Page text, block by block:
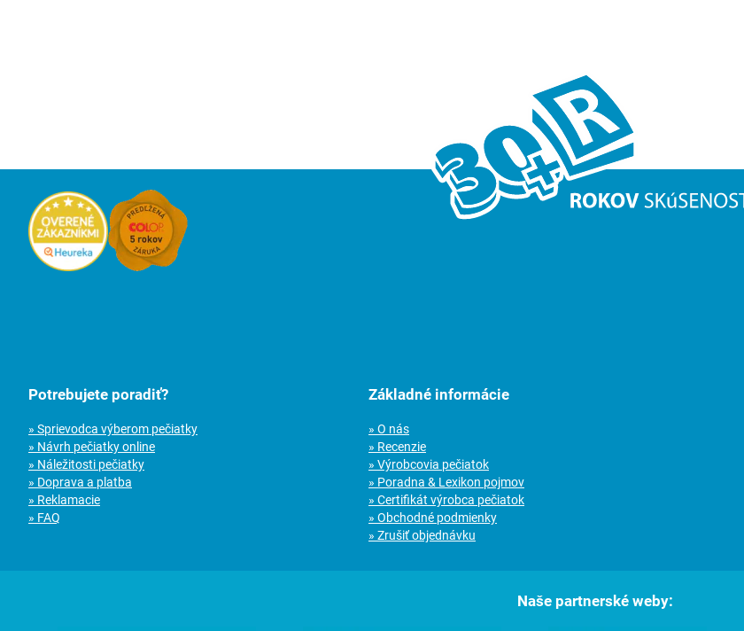
Potrebujete poradiť?
» Sprievodca výberom pečiatky
» Návrh pečiatky online
» Náležitosti pečiatky
» Doprava a platba
» Reklamacie
» FAQ
Základné informácie
» O nás
» Recenzie
» Výrobcovia pečiatok
» Poradna & Lexikon pojmov
» Certifikát výrobca pečiatok
» Obchodné podmienky
» Zrušiť objednávku
Naše partnerské weby: